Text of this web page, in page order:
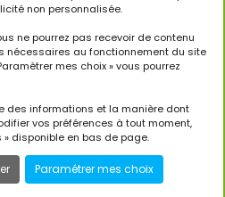
non personnalisée.
ne pourrez pas recevoir de contenu
nécessaires au fonctionnement du site
mes choix » vous pourrez
des informations et la manière dont
vos préférences à tout moment,
» disponible en bas de page.
Paramétrer mes choix
Les Abeilles. Tous droits